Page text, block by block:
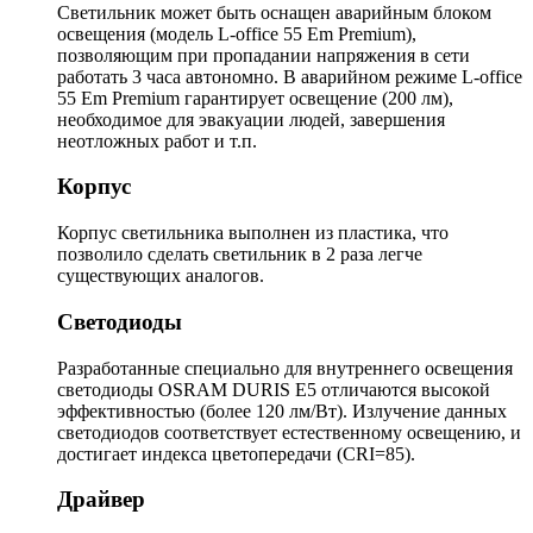
Cветильник может быть оснащен аварийным блоком
освещения (модель L-office 55 Em Premium),
позволяющим при пропадании напряжения в сети
работать 3 часа автономно. В аварийном режиме L-office
55 Em Premium гарантирует освещение (200 лм),
необходимое для эвакуации людей, завершения
неотложных работ и т.п.
Корпус
Корпус светильника выполнен из пластика, что
позволило сделать светильник в 2 раза легче
существующих аналогов.
Светодиоды
Разработанные специально для внутреннего освещения
светодиоды OSRAM DURIS E5 отличаются высокой
эффективностью (более 120 лм/Вт). Излучение данных
светодиодов соответствует естественному освещению, и
достигает индекса цветопередачи (CRI=85).
Драйвер